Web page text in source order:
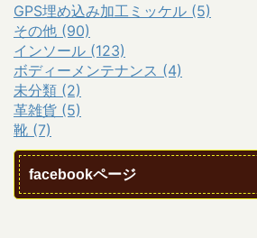
GPS埋め込み加工ミッケル (5)
その他 (90)
インソール (123)
ボディーメンテナンス (4)
未分類 (2)
革雑貨 (5)
靴 (7)
facebookページ